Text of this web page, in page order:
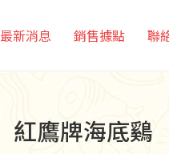
最新消息 銷售據點 聯
紅鷹牌海底鷄